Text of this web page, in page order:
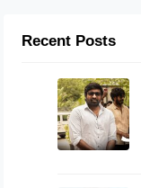
Recent Posts